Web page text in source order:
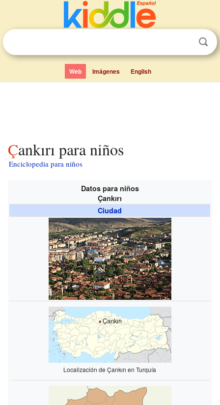
Web Imágenes English
Çankırı para niños
Enciclopedia para niños
Datos para niños
Çankırı
Ciudad
Çankırı
Localización de Çankırı en Turquía